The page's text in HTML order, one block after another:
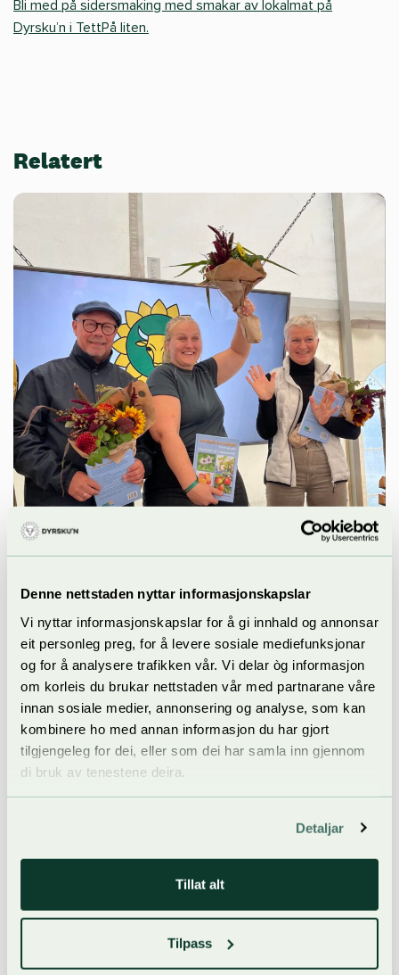
Denne nettstaden nyttar informasjonskapslar
Vi nyttar informasjonskapslar for å gi innhald og annonsar
eit personleg preg, for å levere sosiale mediefunksjonar
og for å analysere trafikken vår. Vi delar òg informasjon
om korleis du brukar nettstaden vår med partnarane våre
innan sosiale medier, annonsering og analyse, som kan
kombinere ho med annan informasjon du har gjort
tilgjengeleg for dei, eller som dei har samla inn gjennom
di bruk av tenestene deira.
Detaljar
Tillat alt
Tilpass
Bli med på sidersmaking med smakar av lokalmat på
Dyrsku’n i TettPå liten.
Relatert
Telemarkmeisterskapet i
potetskrelling
Vi gratulerer vinnaren av Telemarkmeisterskapet i potetskrelling
2025! Etter eit spanande meisterskap var det Linn Bjørg Grytøyr
som stakk av med sigeren – og sette ny Telemarksrekord!